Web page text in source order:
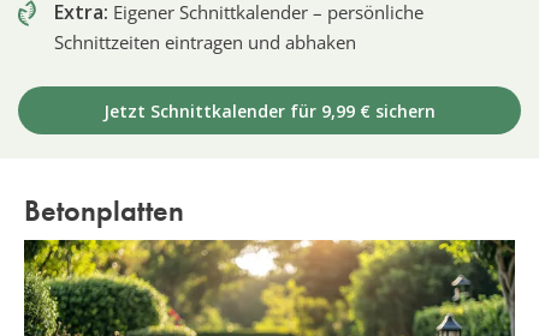
Extra: Eigener Schnittkalender – persönliche
Schnittzeiten eintragen und abhaken
Jetzt Schnittkalender für 9,99 € sichern
Betonplatten